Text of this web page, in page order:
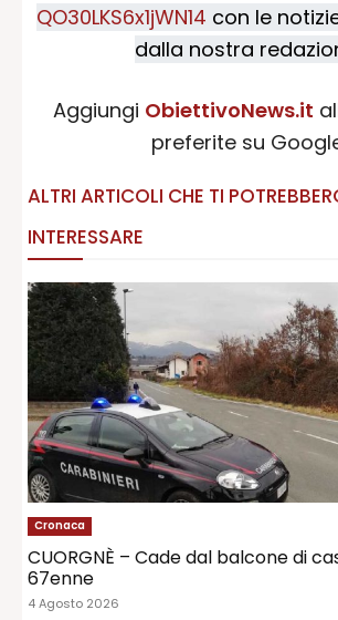
QO30LKS6x1jWN14 con le
dalla nostra
Aggiungi ObiettivoNews.it
preferite su
ALTRI ARTICOLI CHE TI
INTERESSARE
Cronaca
CUORGNÈ – Cade dal balcone di
67enne
4 Agosto 2026